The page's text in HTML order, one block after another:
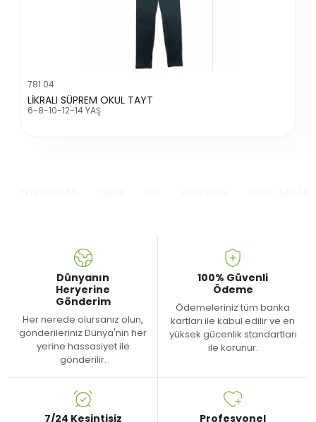
781.04
LİKRALI SÜPREM OKUL TAYT
6-8-10-12-14 YAŞ
Dünyanın
Heryerine
Gönderim
Her nerede olursanız olun,
gönderileriniz Dünya'nın her
yerine hassasiyet ile
gönderilir.
100% Güvenli
Ödeme
Ödemeleriniz tüm banka
kartları ile kabul edilir ve en
yüksek gücenlik standartları
ile korunur.
7/24 Kesintisiz
Profesyonel